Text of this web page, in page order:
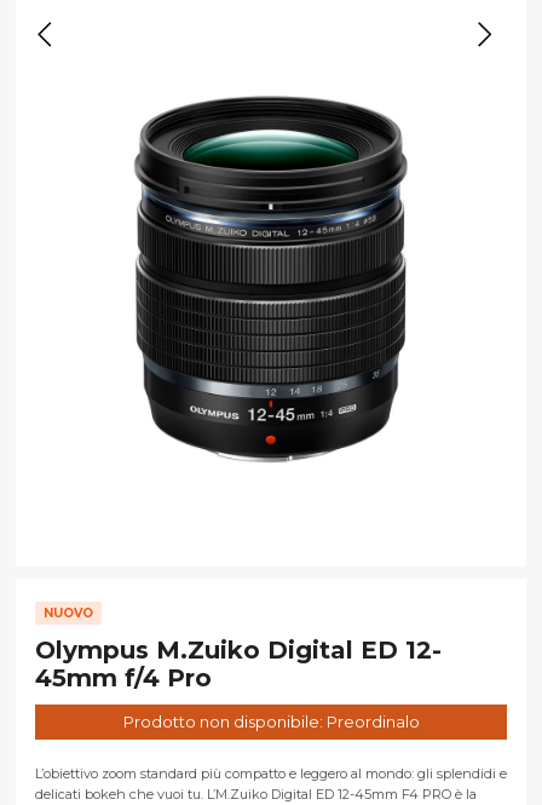
NUOVO
Olympus M.Zuiko Digital ED 12-
45mm f/4 Pro
Prodotto non disponibile: Preordinalo
L’obiettivo zoom standard più compatto e leggero al mondo: gli splendidi e
delicati bokeh che vuoi tu. L’M.Zuiko Digital ED 12-45mm F4 PRO è la